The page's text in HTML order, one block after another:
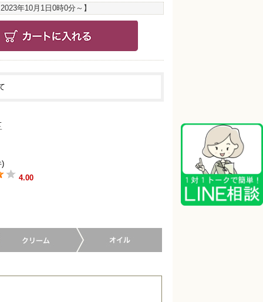
2023年10月1日0時0分 ～】
)
4.00